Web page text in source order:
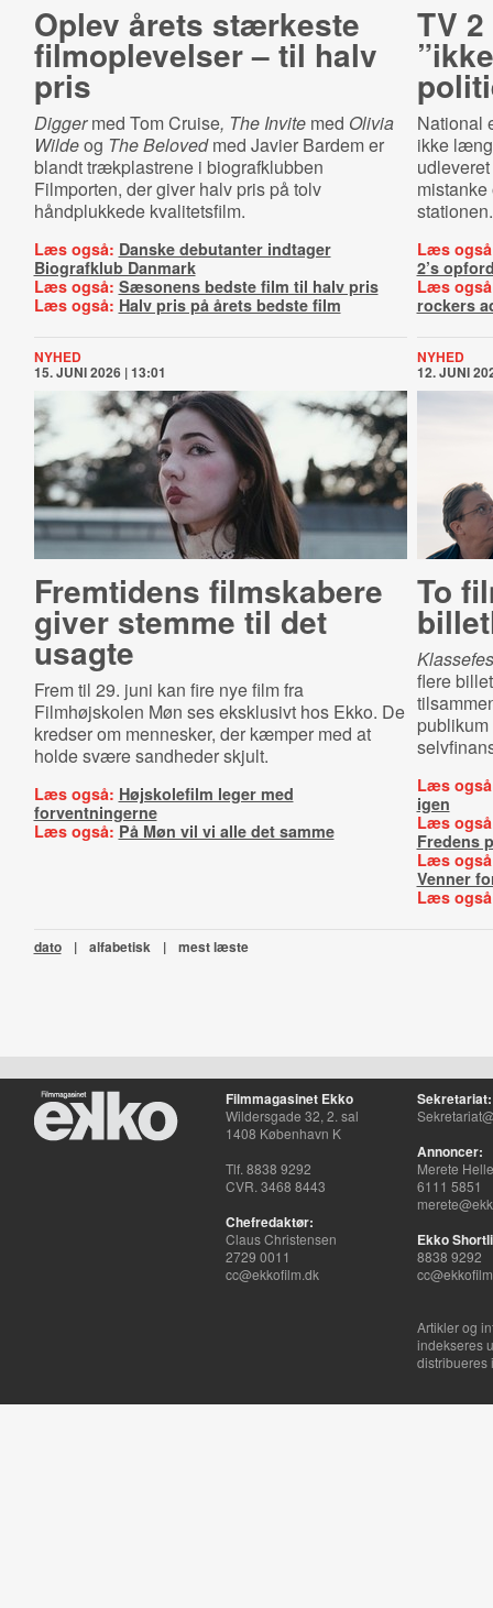
Oplev årets stærkeste
filmoplevelser – til halv
pris
Diggermed Tom Cruise, The Invitemed Olivia
Wildeog The Belovedmed Javier Bardemer
blandt trækplastrene i biografklubben
Filmporten, der giver halv pris på tolv
håndplukkede kvalitetsfilm.
Læs også: Danske debutanter indtager
Biografklub Danmark
Læs også: Sæsonens bedste film til halv pris
Læs også: Halv pris på årets bedste film
TV
National
ikke
stationen.
Læs
2’s
Læs
rockers
NYHED
15. JUNI 2026 | 13:01
Fremtidens filmskabere
giver stemme til det
usagte
Frem til 29. juni kan fire nye film fra
Filmhøjskolen Møn ses eksklusivt hos Ekko. De
kredser om mennesker, der kæmper med at
holde svære sandheder skjult.
Læs også: Højskolefilm leger med
forventningerne
Læs også: På Møn vil vi alle det samme
NYHED
12. JUNI
To
flere
Læs
igen
Læs
Fredens
Læs
Venner
Læs
dato | alfabetisk | mest læste
Filmmagasinet Ekko
Wildersgade 32, 2. sal
1408 København K
Tlf. 8838 9292
CVR. 3468 8443
Chefredaktør:
Claus Christensen
2729 0011
cc@ekkofilm.dk
Sekretariat:
Annoncer:
Merete
6111 5851
Ekko
8838 9292
Artikler og
indekseres
distribueres